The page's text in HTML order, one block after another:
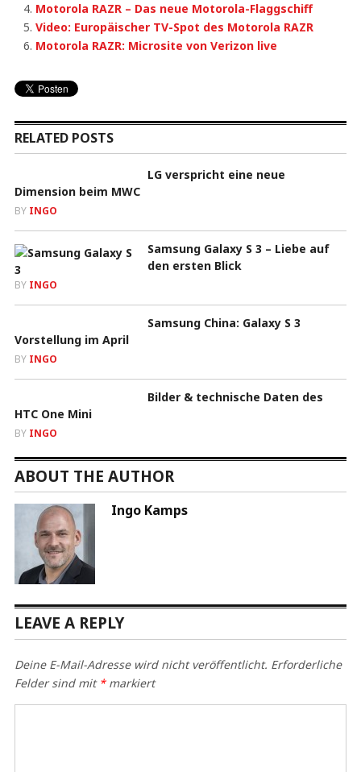
Motorola RAZR – Das neue Motorola-Flaggschiff
Video: Europäischer TV-Spot des Motorola RAZR
Motorola RAZR: Microsite von Verizon live
RELATED POSTS
LG verspricht eine neue
Dimension beim MWC
BY INGO
Samsung Galaxy S 3 – Liebe auf
den ersten Blick
BY INGO
Samsung China: Galaxy S 3
Vorstellung im April
BY INGO
Bilder & technische Daten des
HTC One Mini
BY INGO
ABOUT THE AUTHOR
Ingo Kamps
LEAVE A REPLY
Deine E-Mail-Adresse wird nicht veröffentlicht. Erforderliche
Felder sind mit *markiert